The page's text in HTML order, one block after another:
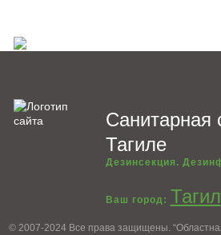
Санитарная
Тагиле
Дезинсекция.
Ваш город: Тагил
© 2007-2024 Все права защищены.